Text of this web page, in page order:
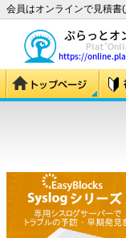
会員はオンラインで見積書(